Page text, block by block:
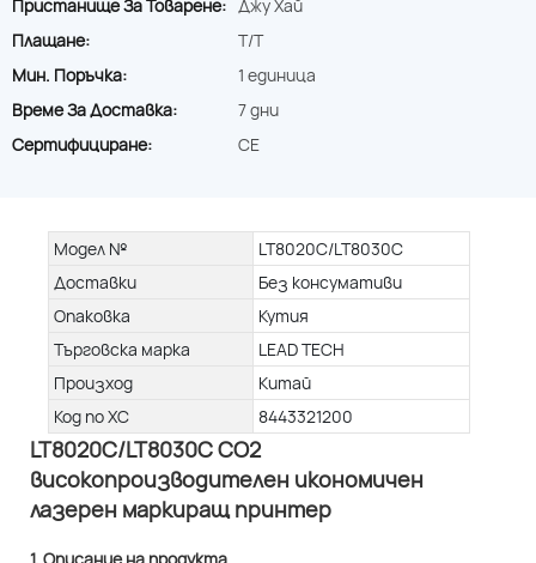
Пристанище За Товарене: Джу Хай
Плащане:
T/T
Мин. Поръчка:
1 единица
Време За Доставка:
7 дни
Сертифициране:
CE
Модел №
LT8020C/LT8030C
Доставки
Без консумативи
Опаковка
Кутия
Търговска марка
LEAD TECH
Произход
Китай
Код по ХС
8443321200
LT8020C/LT8030C CO2
високопроизводителен икономичен
лазерен маркиращ принтер